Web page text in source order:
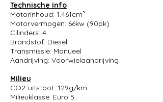
Technische info
Motorinhoud: 1.461cm³
Motorvermogen: 66kw (90pk)
Cilinders: 4
Brandstof: Diesel
Transmissie: Manueel
Aandrijving: Voorwielaandrijving
Milieu
CO2-uitstoot: 129g/km
Milieuklasse: Euro 5